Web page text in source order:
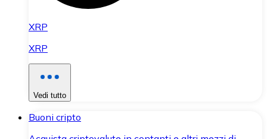
XRP
XRP
Vedi tutto
Buoni cripto